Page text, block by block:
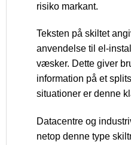
risiko markant.
Teksten på skiltet
anvendelse til el-
væsker. Dette giver
information på et
situationer er denne
Datacentre og
netop denne type